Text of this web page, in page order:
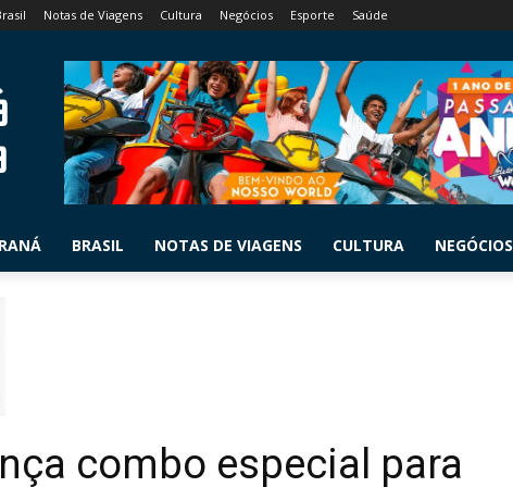
Notas de Viagens Cultura Negócios Esporte Saúde
BRASIL NOTAS DE VIAGENS CULTURA NEGÓCIOS
combo especial para